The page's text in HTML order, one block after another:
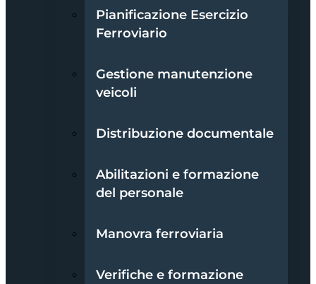
Pianificazione Esercizio
Ferroviario
Gestione manutenzione
veicoli
Distribuzione documentale
Abilitazioni e formazione
del personale
Manovra ferroviaria
Verifiche e formazione